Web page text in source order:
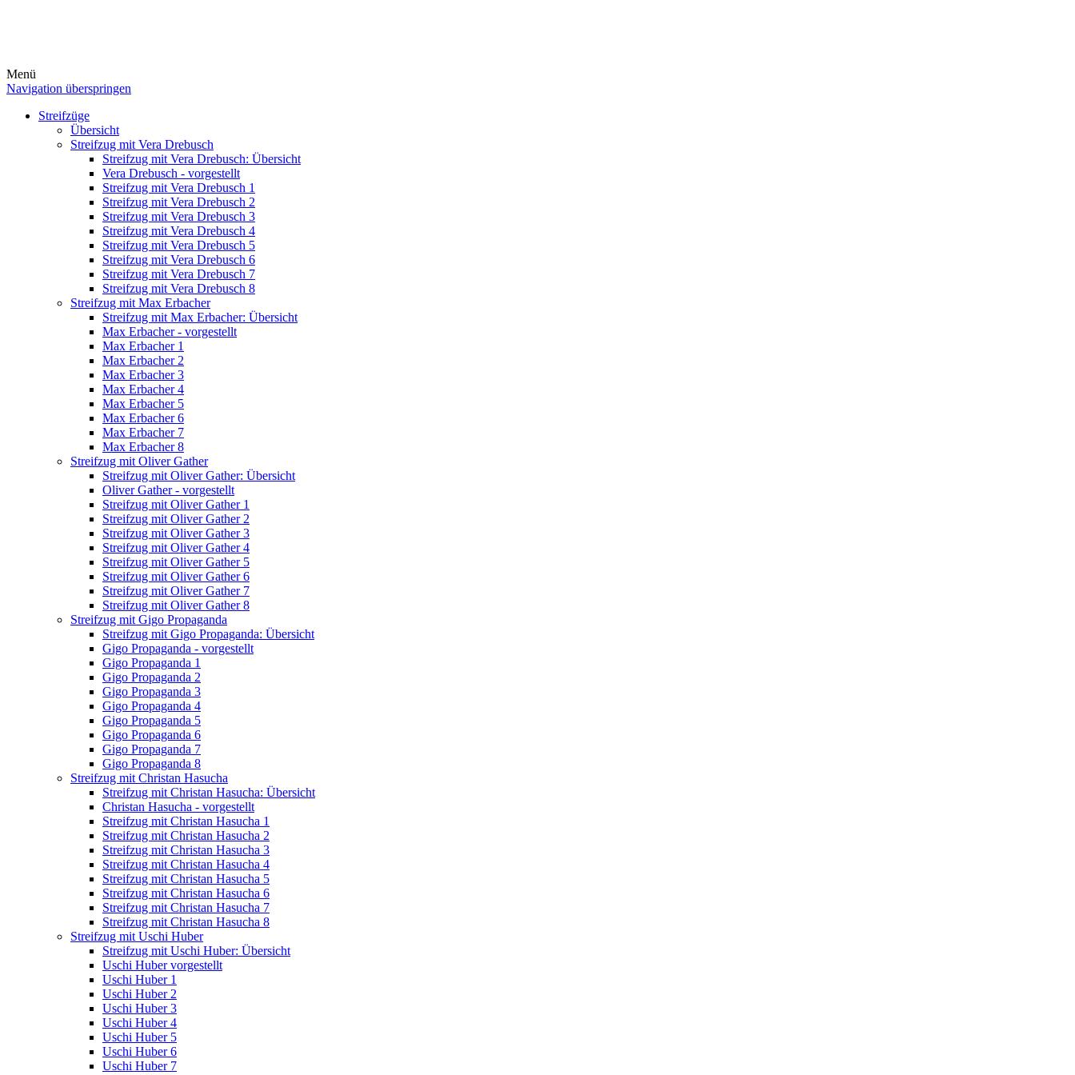
Menü
Navigation überspringen
Streifzüge
Übersicht
Streifzug mit Vera Drebusch
Streifzug mit Vera Drebusch: Übersicht
Vera Drebusch - vorgestellt
Streifzug mit Vera Drebusch 1
Streifzug mit Vera Drebusch 2
Streifzug mit Vera Drebusch 3
Streifzug mit Vera Drebusch 4
Streifzug mit Vera Drebusch 5
Streifzug mit Vera Drebusch 6
Streifzug mit Vera Drebusch 7
Streifzug mit Vera Drebusch 8
Streifzug mit Max Erbacher
Streifzug mit Max Erbacher: Übersicht
Max Erbacher - vorgestellt
Max Erbacher 1
Max Erbacher 2
Max Erbacher 3
Max Erbacher 4
Max Erbacher 5
Max Erbacher 6
Max Erbacher 7
Max Erbacher 8
Streifzug mit Oliver Gather
Streifzug mit Oliver Gather: Übersicht
Oliver Gather - vorgestellt
Streifzug mit Oliver Gather 1
Streifzug mit Oliver Gather 2
Streifzug mit Oliver Gather 3
Streifzug mit Oliver Gather 4
Streifzug mit Oliver Gather 5
Streifzug mit Oliver Gather 6
Streifzug mit Oliver Gather 7
Streifzug mit Oliver Gather 8
Streifzug mit Gigo Propaganda
Streifzug mit Gigo Propaganda: Übersicht
Gigo Propaganda - vorgestellt
Gigo Propaganda 1
Gigo Propaganda 2
Gigo Propaganda 3
Gigo Propaganda 4
Gigo Propaganda 5
Gigo Propaganda 6
Gigo Propaganda 7
Gigo Propaganda 8
Streifzug mit Christan Hasucha
Streifzug mit Christan Hasucha: Übersicht
Christan Hasucha - vorgestellt
Streifzug mit Christan Hasucha 1
Streifzug mit Christan Hasucha 2
Streifzug mit Christan Hasucha 3
Streifzug mit Christan Hasucha 4
Streifzug mit Christan Hasucha 5
Streifzug mit Christan Hasucha 6
Streifzug mit Christan Hasucha 7
Streifzug mit Christan Hasucha 8
Streifzug mit Uschi Huber
Streifzug mit Uschi Huber: Übersicht
Uschi Huber vorgestellt
Uschi Huber 1
Uschi Huber 2
Uschi Huber 3
Uschi Huber 4
Uschi Huber 5
Uschi Huber 6
Uschi Huber 7